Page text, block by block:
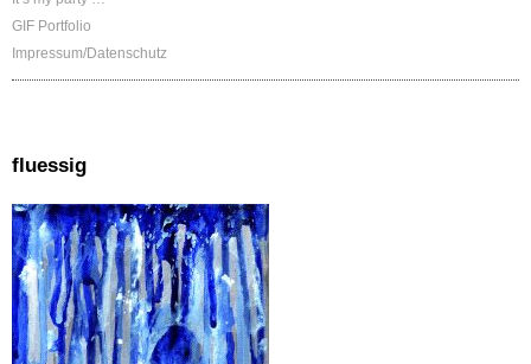
GIF Portfolio
Impressum/Datenschutz
fluessig